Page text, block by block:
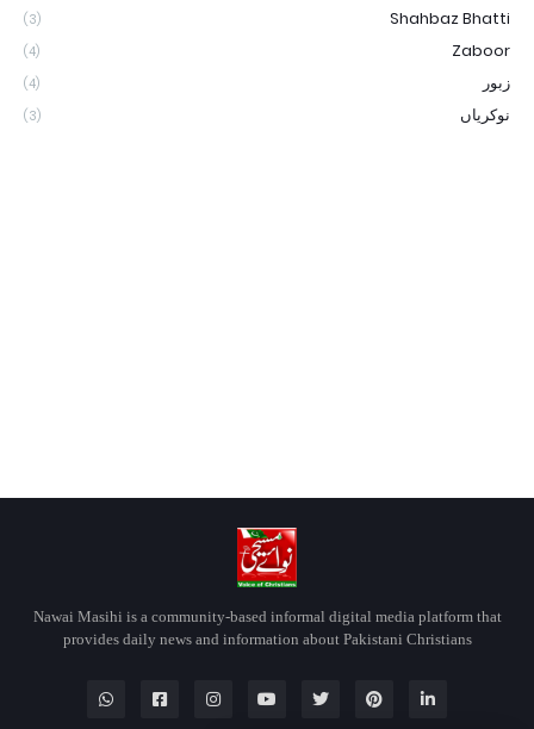
Shahbaz Bhatti
(3)
Zaboor
(4)
زبور (4)
نوکریاں (3)
Nawai Masihi is a community-based informal digital media platform that
provides daily news and information about Pakistani Christians